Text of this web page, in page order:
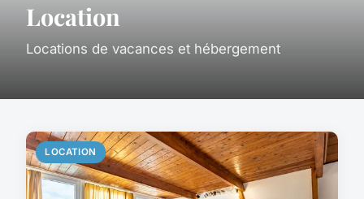
Location
Locations de vacances et hébergement
LOCATION